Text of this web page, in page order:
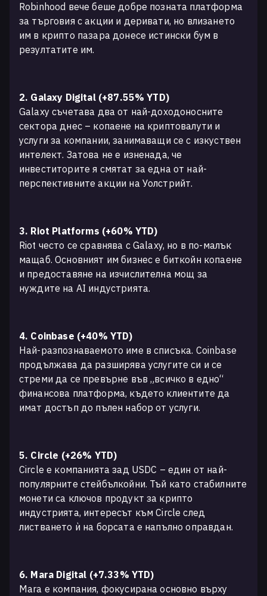
Robinhood вече беше добре позната платформа
за търговия с акции и деривати, но влизането
им в крипто пазара донесе истински бум в
резултатите им.
2. Galaxy Digital (+87.55% YTD)
Galaxy съчетава два от най-доходоносните
сектора днес – копаене на криптовалути и
услуги за компании, занимаващи се с изкуствен
интелект. Затова не е изненада, че
инвеститорите я смятат за една от най-
перспективните акции на Уолстрийт.
3. Riot Platforms (+60% YTD)
Riot често се сравнява с Galaxy, но в по-малък
мащаб. Основният им бизнес е биткойн копаене
и предоставяне на изчислителна мощ за
нуждите на AI индустрията.
4. Coinbase (+40% YTD)
Най-разпознаваемото име в списъка. Coinbase
продължава да разширява услугите си и се
стреми да се превърне във „всичко в едно“
финансова платформа, където клиентите да
имат достъп до пълен набор от услуги.
5. Circle (+26% YTD)
Circle е компанията зад USDC – един от най-
популярните стейбълкойни. Тъй като стабилните
монети са ключов продукт за крипто
индустрията, интересът към Circle след
листването ѝ на борсата е напълно оправдан.
6. Mara Digital (+7.33% YTD)
Mara е компания, фокусирана основно върху